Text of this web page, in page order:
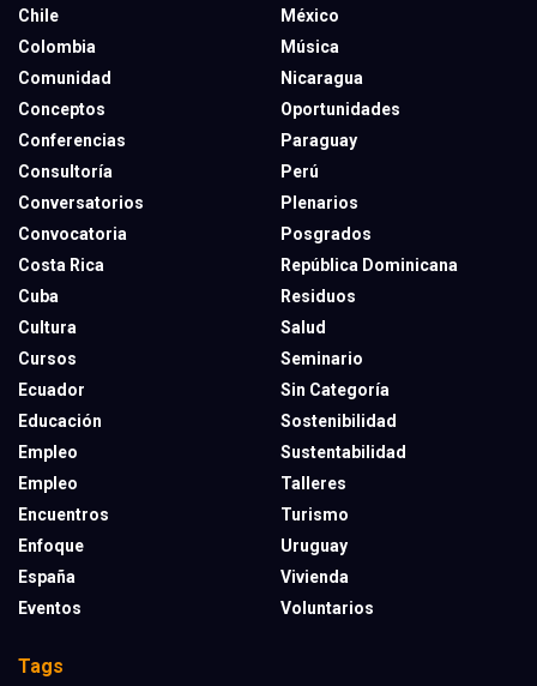
Chile
Colombia
Comunidad
Conceptos
Conferencias
Consultoría
Conversatorios
Convocatoria
Costa Rica
Cuba
Cultura
Cursos
Ecuador
Educación
Empleo
Empleo
Encuentros
Enfoque
España
Eventos
México
Música
Nicaragua
Oportunidades
Paraguay
Perú
Plenarios
Posgrados
República Dominicana
Residuos
Salud
Seminario
Sin Categoría
Sostenibilidad
Sustentabilidad
Talleres
Turismo
Uruguay
Vivienda
Voluntarios
Tags